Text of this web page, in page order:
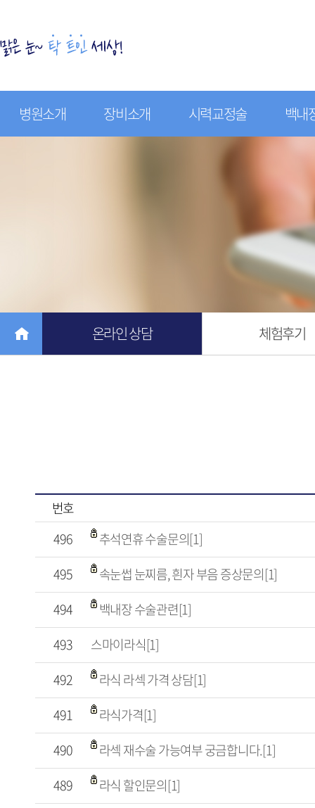
병원소개 장비소개 시력교정술 백내
온라인 상담 체험후기
번호
496
추석연휴 수술문의[1]
495
속눈썹 눈찌름, 흰자 부음 증상문의[1]
494
백내장 수술관련[1]
493
스마이라식[1]
492
라식 라섹 가격 상담[1]
491
라식가격[1]
490
라섹 재수술 가능여부 궁금합니다.[1]
489
라식 할인문의[1]